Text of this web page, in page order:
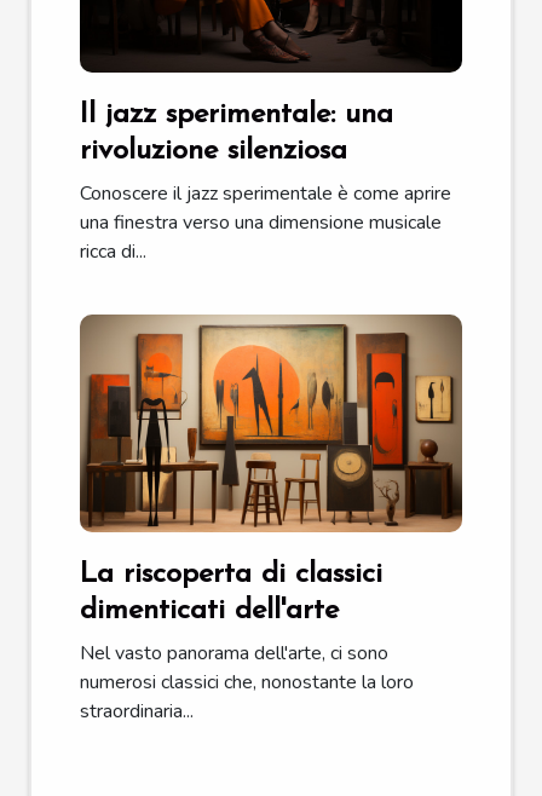
Il jazz sperimentale: una
rivoluzione silenziosa
Conoscere il jazz sperimentale è come aprire
una finestra verso una dimensione musicale
ricca di...
La riscoperta di classici
dimenticati dell'arte
Nel vasto panorama dell'arte, ci sono
numerosi classici che, nonostante la loro
straordinaria...